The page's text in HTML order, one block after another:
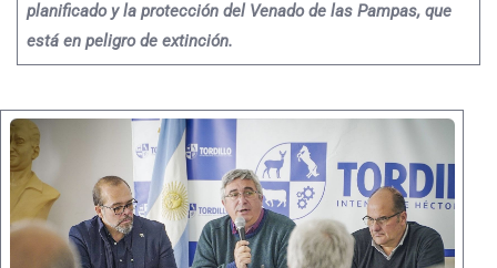
planificado y la protección del Venado de las Pampas, que
está en peligro de extinción.